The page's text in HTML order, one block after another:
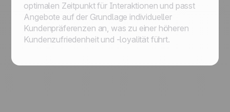
optimalen Zeitpunkt für Interaktionen und passt
Angebote auf der Grundlage individueller
Kundenpräferenzen an, was zu einer höheren
Kundenzufriedenheit und -loyalität führt.